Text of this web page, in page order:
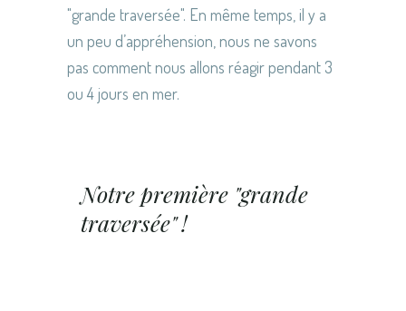
"grande traversée". En même temps, il y a
un peu d’appréhension, nous ne savons
pas comment nous allons réagir pendant 3
ou 4 jours en mer.
Notre première "grande
traversée" !